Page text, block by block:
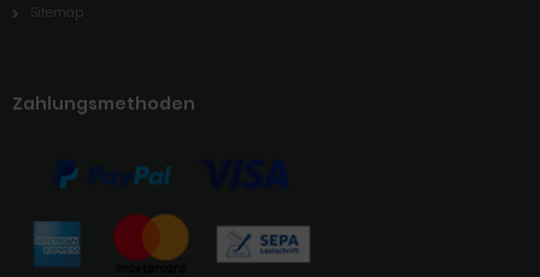
Sitemap
Zahlungsmethoden